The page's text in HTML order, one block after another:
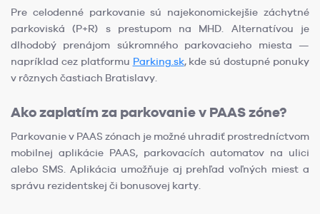
Pre celodenné parkovanie sú najekonomickejšie záchytné
parkoviská (P+R) s prestupom na MHD. Alternatívou je
dlhodobý prenájom súkromného parkovacieho miesta —
napríklad cez platformu Parking.sk, kde sú dostupné ponuky
v rôznych častiach Bratislavy.
Ako zaplatím za parkovanie v PAAS zóne?
Parkovanie v PAAS zónach je možné uhradiť prostredníctvom
mobilnej aplikácie PAAS, parkovacích automatov na ulici
alebo SMS. Aplikácia umožňuje aj prehľad voľných miest a
správu rezidentskej či bonusovej karty.